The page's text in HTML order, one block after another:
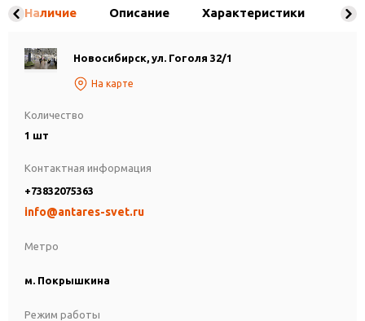
Наличие Описание Характеристики
Новосибирск, ул. Гоголя 32/1
На карте
Количество
1 шт
Метро
м. Покрышкина
Контактная информация
+73832075363
info@antares-svet.ru
Режим работы